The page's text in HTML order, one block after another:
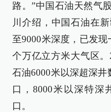
路。”中国石油天然气
川介绍，中国石油在
至9000米深度，已发
个万亿立方米大气区
石油6000米以深超深井
口，8000米以深特深
口。